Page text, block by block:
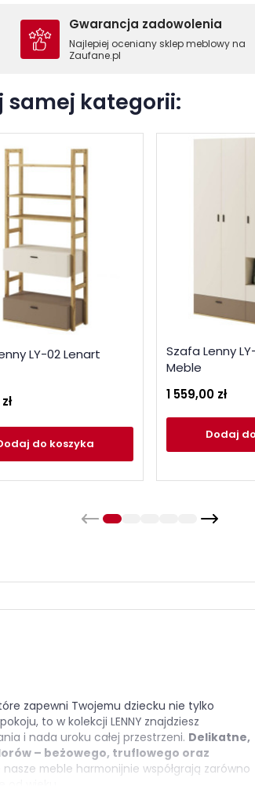
Gwarancja zadowolenia
Najlepiej oceniany sklep meblowy na
Zaufane.pl
samej kategorii:
LY-02 Lenart
do koszyka
Szafa Lenny
Meble
1 559,00 zł
Dodaj
zapewni Twojemu dziecku nie tylko
to w kolekcji LENNY znajdziesz
i nada uroku całej przestrzeni. Delikatne,
– beżowego, truflowego oraz
nasze meble harmonijnie współgrają zarówno
wieku.